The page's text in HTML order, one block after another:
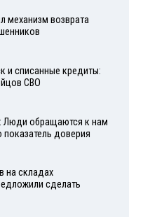
механизм возврата
и списанные кредиты:
СВО
Люди обращаются к нам
доверия
на складах
сделать